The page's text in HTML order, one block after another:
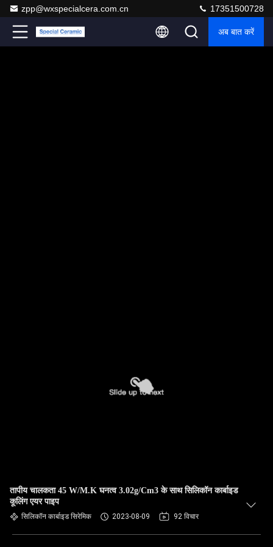
zpp@wxspecialcera.com.cn 17351500728
अब बात करें
तापीय चालकता 45 W/M.K घनत्व 3.02g/Cm3 के साथ सिलिकॉन कार्बाइड
कूलिंग एयर पाइप
सिलिकॉन कार्बाइड सिरेमिक 2023-08-09 92 विचार